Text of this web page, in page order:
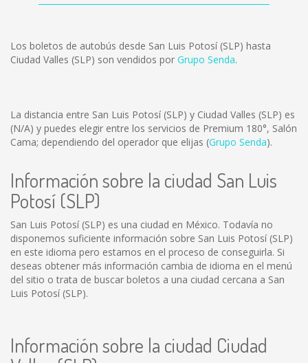
Los boletos de autobús desde San Luis Potosí (SLP) hasta
Ciudad Valles (SLP) son vendidos por Grupo Senda.
La distancia entre San Luis Potosí (SLP) y Ciudad Valles (SLP) es
(N/A) y puedes elegir entre los servicios de Premium 180°, Salón
Cama; dependiendo del operador que elijas (Grupo Senda).
Información sobre la ciudad San Luis
Potosí (SLP)
San Luis Potosí (SLP) es una ciudad en México. Todavía no
disponemos suficiente información sobre San Luis Potosí (SLP)
en este idioma pero estamos en el proceso de conseguirla. Si
deseas obtener más información cambia de idioma en el menú
del sitio o trata de buscar boletos a una ciudad cercana a San
Luis Potosí (SLP).
Información sobre la ciudad Ciudad